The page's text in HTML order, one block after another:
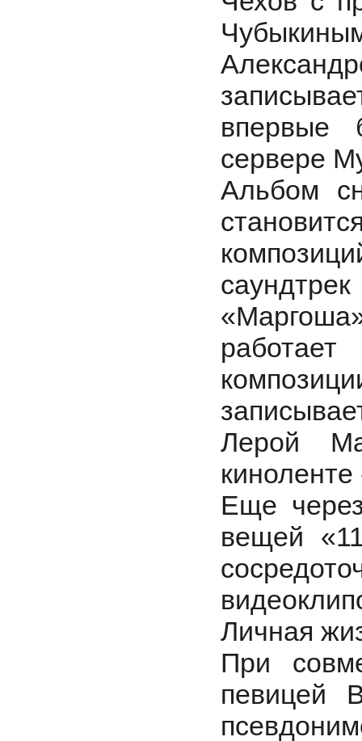
впервые
сервере
Альбом
Лерой
Еще
вещей
Личная
При
певицей